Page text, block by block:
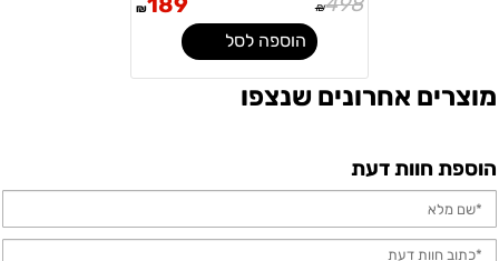
₪
₪
הוספה לסל
מוצרים אחרונים שנצפו
הוספת חוות דעת